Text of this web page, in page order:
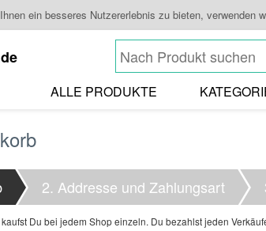
ein besseres Nutzererlebnis zu bieten, verwenden
ALLE PRODUKTE
2. Addresse und Zahlungsart
Du bei jedem Shop einzeln. Du bezahlst jeden